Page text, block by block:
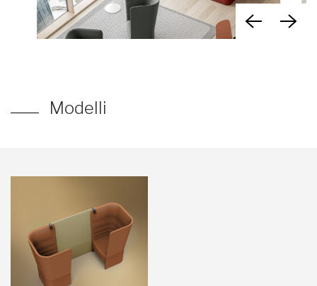
Modelli